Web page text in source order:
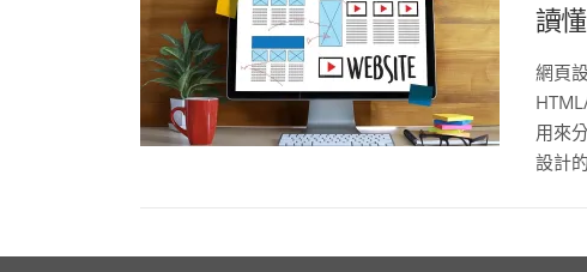
讀
網頁
用來
設計